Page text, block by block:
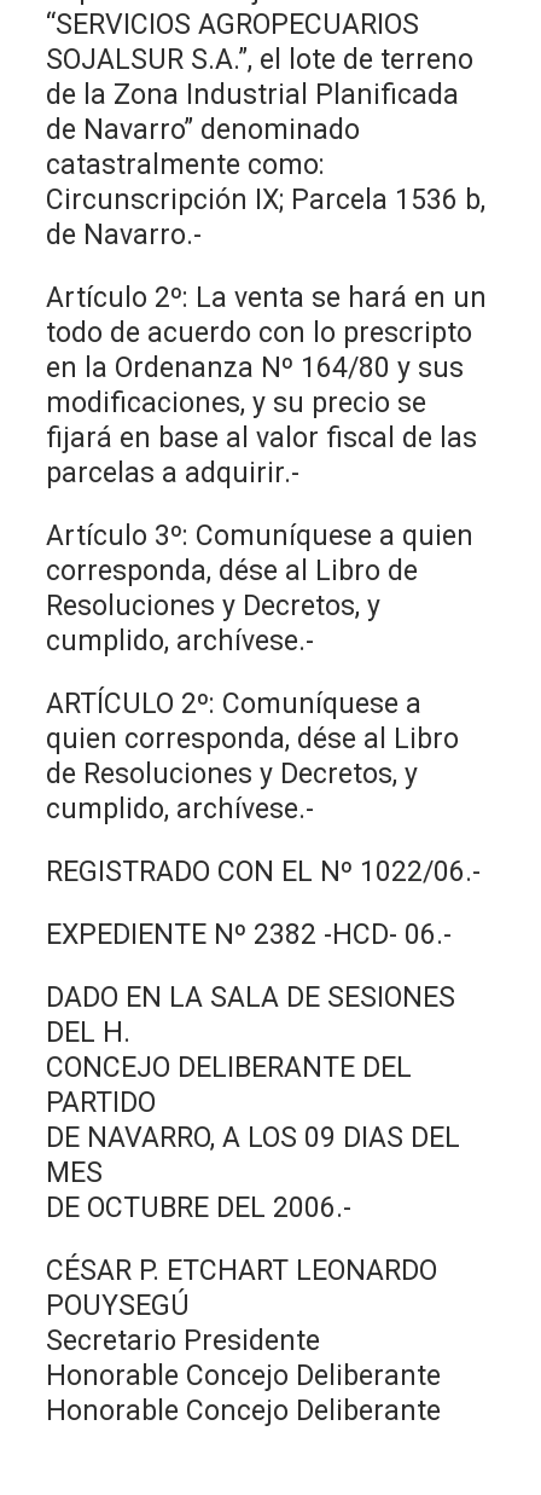
“SERVICIOS AGROPECUARIOS
SOJALSUR S.A.”, el lote de terreno
de la Zona Industrial Planificada
de Navarro” denominado
catastralmente como:
Circunscripción IX; Parcela 1536 b,
de Navarro.-
Artículo 2º: La venta se hará en un
todo de acuerdo con lo prescripto
en la Ordenanza Nº 164/80 y sus
modificaciones, y su precio se
fijará en base al valor fiscal de las
parcelas a adquirir.-
Artículo 3º: Comuníquese a quien
corresponda, dése al Libro de
Resoluciones y Decretos, y
cumplido, archívese.-
ARTÍCULO 2º: Comuníquese a
quien corresponda, dése al Libro
de Resoluciones y Decretos, y
cumplido, archívese.-
REGISTRADO CON EL Nº 1022/06.-
EXPEDIENTE Nº 2382 -HCD- 06.-
DADO EN LA SALA DE SESIONES
DEL H.
CONCEJO DELIBERANTE DEL
PARTIDO
DE NAVARRO, A LOS 09 DIAS DEL
MES
DE OCTUBRE DEL 2006.-
CÉSAR P. ETCHART LEONARDO
POUYSEGÚ
Secretario Presidente
Honorable Concejo Deliberante
Honorable Concejo Deliberante